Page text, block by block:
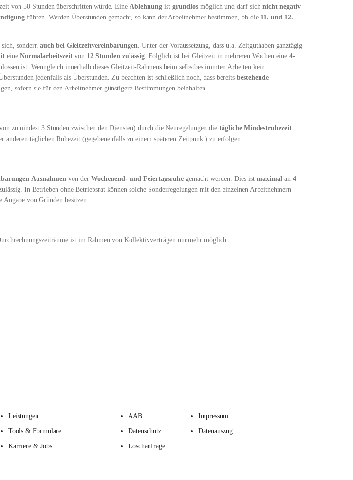
von 50 Stunden überschritten würde. Eine Ablehnung ist grundlos möglich und darf sich nicht negativ
führen. Werden Überstunden gemacht, so kann der Arbeitnehmer bestimmen, ob die 11. und 12.
sich, sondern auch bei Gleitzeitvereinbarungen . Unter der Voraussetzung, dass u.a. Zeitguthaben ganztägig
eine Normalarbeitszeit von 12 Stunden zulässig . Folglich ist bei Gleitzeit in mehreren Wochen eine 4-
ist. Wenngleich innerhalb dieses Gleitzeit-Rahmens beim selbstbestimmten Arbeiten kein
jedenfalls als Überstunden. Zu beachten ist schließlich noch, dass bereits bestehende
sofern sie für den Arbeitnehmer günstigere Bestimmungen beinhalten.
zumindest 3 Stunden zwischen den Diensten) durch die Neuregelungen die tägliche Mindestruhezeit
anderen täglichen Ruhezeit (gegebenenfalls zu einem späteren Zeitpunkt) zu erfolgen.
Ausnahmen von der Wochenend- und Feiertagsruhe gemacht werden. Dies ist maximal an 4
In Betrieben ohne Betriebsrat können solche Sonderregelungen mit den einzelnen Arbeitnehmern
Angabe von Gründen besitzen.
ist im Rahmen von Kollektivverträgen nunmehr möglich.
Leistungen
Tools & Formulare
Karriere & Jobs
AAB Impressum
Datenschutz Datenauszug
Löschanfrage